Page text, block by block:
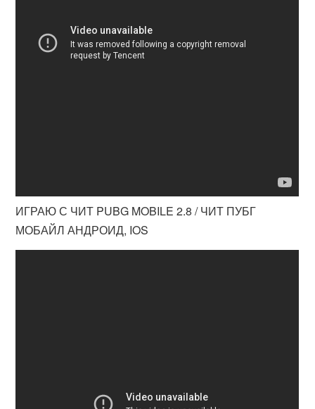
ИГРАЮ С ЧИТ PUBG MOBILE 2.8 / ЧИТ ПУБГ
МОБАЙЛ АНДРОИД, IOS